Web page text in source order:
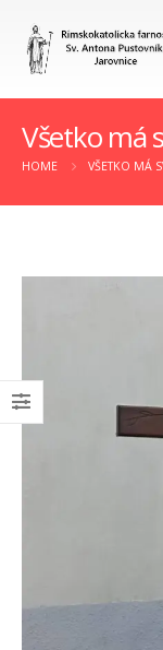
Všetko má
HOME VŠETKO MÁ